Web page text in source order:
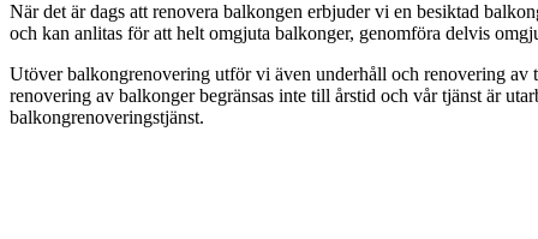
När det är dags att renovera balkongen erbjuder vi en besiktad
och kan anlitas för att helt omgjuta balkonger, genomföra delvis
Utöver balkongrenovering utför vi även underhåll och renovering av
renovering av balkonger begränsas inte till årstid och vår tjänst är
balkongrenoveringstjänst.